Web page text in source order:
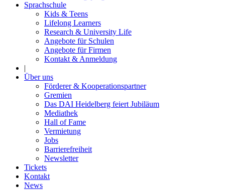
Sprachschule
Kids & Teens
Lifelong Learners
Research & University Life
Angebote für Schulen
Angebote für Firmen
Kontakt & Anmeldung
|
Über uns
Förderer & Kooperationspartner
Gremien
Das DAI Heidelberg feiert Jubiläum
Mediathek
Hall of Fame
Vermietung
Jobs
Barrierefreiheit
Newsletter
Tickets
Kontakt
News